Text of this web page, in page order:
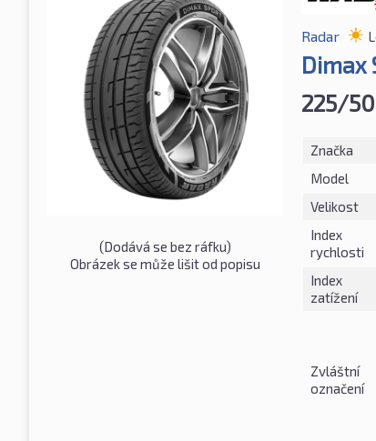
(Dodává se bez ráfku)
Obrázek se může lišit od popisu
Radar
Dimax
225/
Značka
Model
Velikost
Index
rychlosti
Index
zatížení
Zvláštní
označení